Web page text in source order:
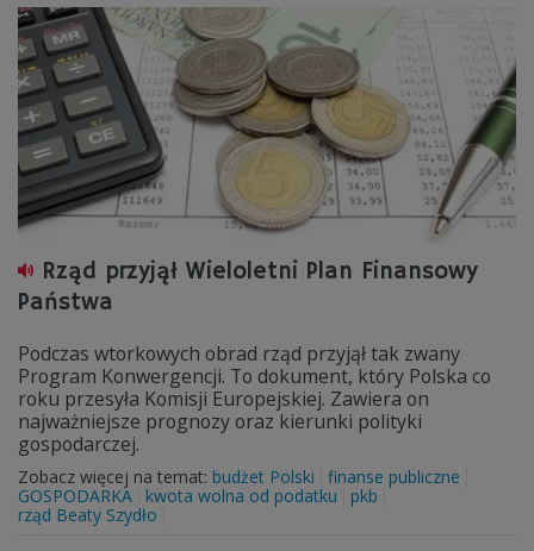
Rząd przyjął Wieloletni Plan Finansowy
Państwa
Podczas wtorkowych obrad rząd przyjął tak zwany
Program Konwergencji. To dokument, który Polska co
roku przesyła Komisji Europejskiej. Zawiera on
najważniejsze prognozy oraz kierunki polityki
gospodarczej.
Zobacz więcej na temat: budżet Polski
finanse publiczne
GOSPODARKA
kwota wolna od podatku
pkb
rząd Beaty Szydło